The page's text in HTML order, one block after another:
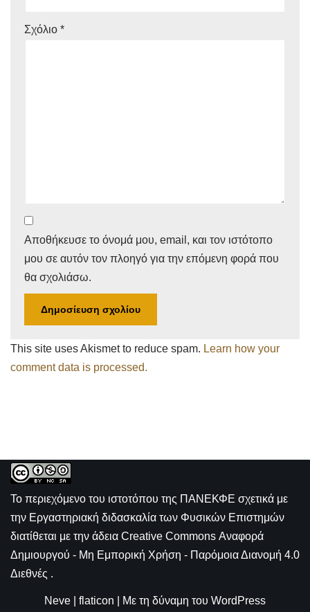
Σχόλιο *
Αποθήκευσε το όνομά μου, email, και τον ιστότοπο
μου σε αυτόν τον πλοηγό για την επόμενη φορά που
θα σχολιάσω.
This site uses Akismet to reduce spam. Learn how your
comment data is processed.
Το περιεχόμενο του ιστοτόπου της ΠΑΝΕΚΦΕ σχετικά με
την Εργαστηριακή διδασκαλία των Φυσικών Επιστημών
διατίθεται με την άδεια Creative Commons Αναφορά
Δημιουργού - Μη Εμπορική Χρήση - Παρόμοια Διανομή 4.0
Διεθνές .
Neve flaticon | Με τη δύναμη του WordPress